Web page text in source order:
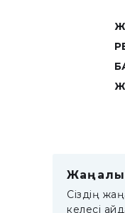
Сіздің
келесі